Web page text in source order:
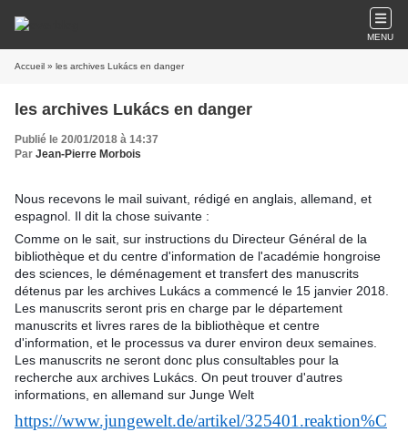
MENU
Accueil » les archives Lukács en danger
les archives Lukács en danger
Publié le 20/01/2018 à 14:37
Par Jean-Pierre Morbois
Nous recevons le mail suivant, rédigé en anglais, allemand, et
espagnol. Il dit la chose suivante :
Comme on le sait, sur instructions du Directeur Général de la
bibliothèque et du centre d'information de l'académie hongroise
des sciences, le déménagement et transfert des manuscrits
détenus par les archives Lukács a commencé le 15 janvier 2018.
Les manuscrits seront pris en charge par le département
manuscrits et livres rares de la bibliothèque et centre
d'information, et le processus va durer environ deux semaines.
Les manuscrits ne seront donc plus consultables pour la
recherche aux archives Lukács. On peut trouver d'autres
informations, en allemand sur Junge Welt
https://www.jungewelt.de/artikel/325401.reaktion%C